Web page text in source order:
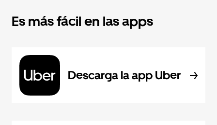
Es más fácil en las apps
Descarga la app Uber